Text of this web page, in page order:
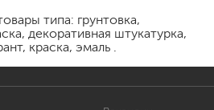
типа: грунтовка,
декоративная штукатурка,
краска, эмаль .